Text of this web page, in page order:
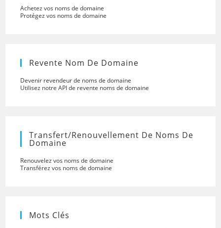
Achetez vos noms de domaine
Protégez vos noms de domaine
Revente Nom De Domaine
Devenir revendeur de noms de domaine
Utilisez notre API de revente noms de domaine
Transfert/renouvellement De Noms De
Domaine
Renouvelez vos noms de domaine
Transférez vos noms de domaine
Mots Clés